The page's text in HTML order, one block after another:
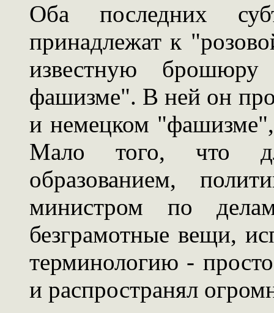
Оба последних
принадлежат к
известную
фашизме". В ней он
и немецком
Мало того, что
образованием,
министром по
безграмотные вещи,
терминологию -
и распространял